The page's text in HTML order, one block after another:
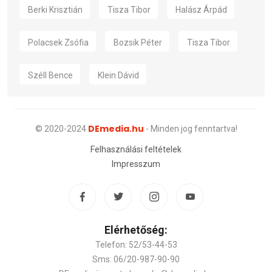
Berki Krisztián Tisza Tibor Halász Árpád
Polacsek Zsófia Bozsik Péter Tisza Tibor
Széll Bence Klein Dávid
© 2020-2024 DEmedia.hu - Minden jog fenntartva!
Felhasználási feltételek
Impresszum
Elérhetőség:
Telefon: 52/53-44-53
Sms: 06/20-987-90-90